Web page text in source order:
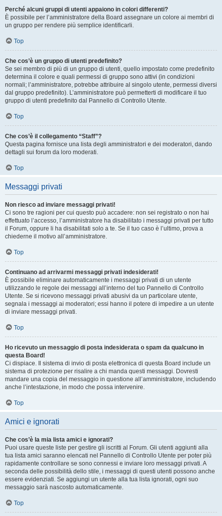
Perché alcuni gruppi di utenti appaiono in colori differenti?
È possibile per l’amministratore della Board assegnare un colore ai membri di
un gruppo per rendere più semplice identificarli.
Top
Che cos’è un gruppo di utenti predefinito?
Se sei membro di più di un gruppo di utenti, quello impostato come predefinito
determina il colore e quali permessi di gruppo sono attivi (in condizioni
normali; l’amministratore, potrebbe attribuire al singolo utente, permessi diversi
dal gruppo predefinito). L’amministratore può permetterti di modificare il tuo
gruppo di utenti predefinito dal Pannello di Controllo Utente.
Top
Che cos’è il collegamento “Staff”?
Questa pagina fornisce una lista degli amministratori e dei moderatori, dando
dettagli sui forum da loro moderati.
Top
Messaggi privati
Non riesco ad inviare messaggi privati!
Ci sono tre ragioni per cui questo può accadere: non sei registrato o non hai
effettuato l’accesso, l’amministratore ha disabilitato i messaggi privati per tutto
il Forum, oppure li ha disabilitati solo a te. Se il tuo caso è l’ultimo, prova a
chiederne il motivo all’amministratore.
Top
Continuano ad arrivarmi messaggi privati indesiderati!
È possibile eliminare automaticamente i messaggi privati ​​di un utente
utilizzando le regole dei messaggi all’interno del tuo Pannello di Controllo
Utente. Se si ricevono messaggi privati ​​abusivi da un particolare utente,
segnala i messaggi ai moderatori; essi hanno il potere di impedire a un utente
di inviare messaggi privati​​.
Top
Ho ricevuto un messaggio di posta indesiderata o spam da qualcuno in
questa Board!
Ci dispiace. Il sistema di invio di posta elettronica di questa Board include un
sistema di protezione per risalire a chi manda questi messaggi. Dovresti
mandare una copia del messaggio in questione all’amministratore, includendo
anche l’intestazione, in modo che possa intervenire.
Top
Amici e ignorati
Che cos’è la mia lista amici e ignorati?
Puoi usare queste liste per gestire gli iscritti al Forum. Gli utenti aggiunti alla
tua lista amici saranno elencati nel Pannello di Controllo Utente per poter più
rapidamente controllare se sono connessi e inviare loro messaggi privati. A
seconda delle possibilità dello stile, i messaggi di questi utenti possono anche
essere evidenziati. Se aggiungi un utente alla tua lista ignorati, ogni suo
messaggio sarà nascosto automaticamente.
Top